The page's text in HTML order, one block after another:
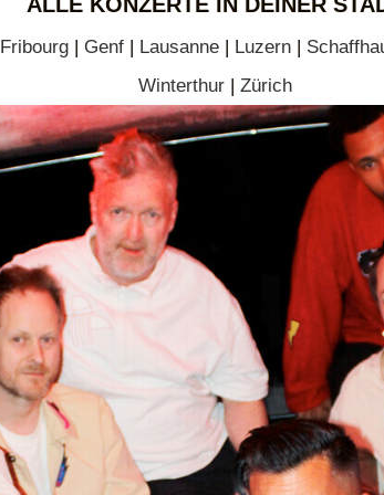
Fribourg | Genf | Lausanne | Luzern |
Winterthur| Zürich